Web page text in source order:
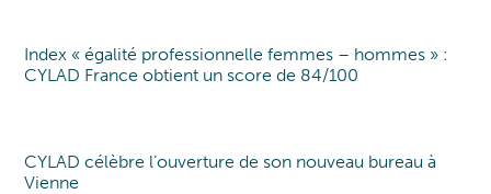
Index EgaPro
Index « égalité professionnelle femmes – hommes » :
CYLAD France obtient un score de 84/100
Nouveau bureau
CYLAD célèbre l’ouverture de son nouveau bureau à
Vienne